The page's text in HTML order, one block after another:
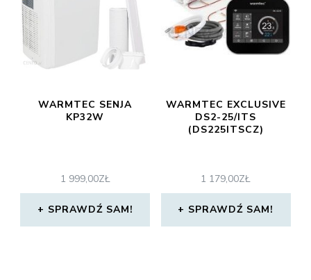
WARMTEC SENJA
KP32W
1 999,00ZŁ
SPRAWDŹ SAM!
WARMTEC EXCLUSIVE
DS2-25/ITS
(DS225ITSCZ)
1 179,00ZŁ
SPRAWDŹ SAM!